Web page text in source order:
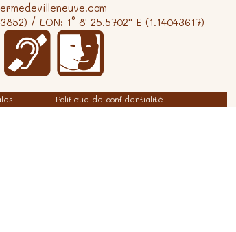
/ LON: 1° 8' 25.5702'' E (1.14043617)
Politique de confidentialité